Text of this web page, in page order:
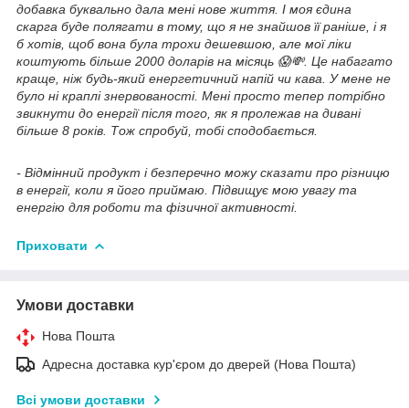
добавка буквально дала мені нове життя. І моя єдина
скарга буде полягати в тому, що я не знайшов її раніше, і я
б хотів, щоб вона була трохи дешевшою, але мої ліки
коштують більше 2000 доларів на місяць 😱💸. Це набагато
краще, ніж будь-який енергетичний напій чи кава. У мене не
було ні краплі знервованості. Мені просто тепер потрібно
звикнути до енергії після того, як я пролежав на дивані
більше 8 років. Тож спробуй, тобі сподобається.
- Відмінний продукт і безперечно можу сказати про різницю
в енергії, коли я його приймаю. Підвищує мою увагу та
енергію для роботи та фізичної активності.
Приховати
Умови доставки
Нова Пошта
Адресна доставка кур'єром до дверей (Нова Пошта)
Всі умови доставки